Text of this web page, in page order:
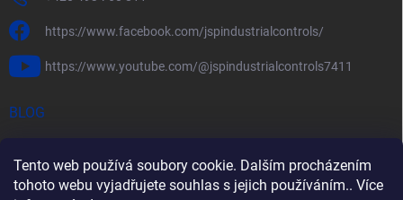
Tento web používá soubory cookie. Dalším procházením
tohoto webu vyjadřujete souhlas s jejich používáním.. Více
https://www.facebook.com/jspindustrialcontrols/
https://www.youtube.com/@jspindustrialcontrols7411
BLOG
Stručný průvodce prostředím s nebezpečím výbuchu